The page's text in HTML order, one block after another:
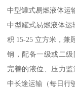
中型罐式易燃液体运
中型罐式易燃液体运
积 15-25 立方米，兼
钢，配备一级或二
完善的液位、压力
中长途运输（每日行